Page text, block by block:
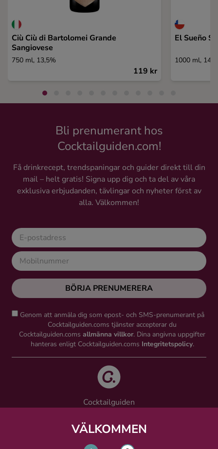
VÄLKOMMEN
Ciù Ciù di Bartolomei Grande
Sangiovese
750 ml, 13,5%
119 kr
El Sueño
1000 ml, 14%
Bli prenumerant hos
Cocktailguiden.com!
Få drinkrecept, trendspaningar och guider direkt till din
mail – helt gratis! Signa upp dig och ta del av våra
exklusiva erbjudanden, tävlingar och nyheter först av
alla. Välkommen!
BÖRJA PRENUMERERA
Genom att anmäla dig som epost- och SMS-prenumerant på
Cocktailguiden.coms tjänster accepterar du
Cocktailguiden.coms allmänna villkor. Dina angivna uppgifter
hanteras enligt Cocktailguiden.coms Integritetspolicy.
Cocktailguiden
Västra Järnvägsgatan 21, 111 64 Stockholm